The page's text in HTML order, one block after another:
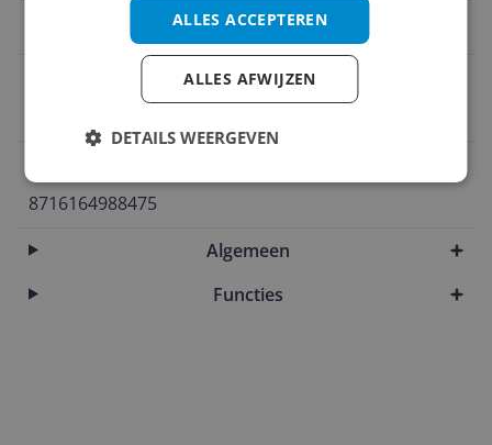
Technisch
8716164988475
Algemeen
Functies
ALLES ACCEPTEREN
ALLES AFWIJZEN
DETAILS WEERGEVEN